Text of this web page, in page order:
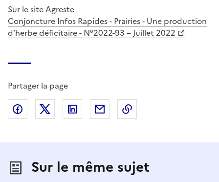
Sur le site Agreste
Conjoncture Infos Rapides - Prairies - Une production
d’herbe déficitaire - N°2022-93 – Juillet 2022
Partager la page
Partager sur Facebook
Partager sur X (anciennement Twitter)
Partager sur LinkedIn
Partager par email
Sur le même sujet